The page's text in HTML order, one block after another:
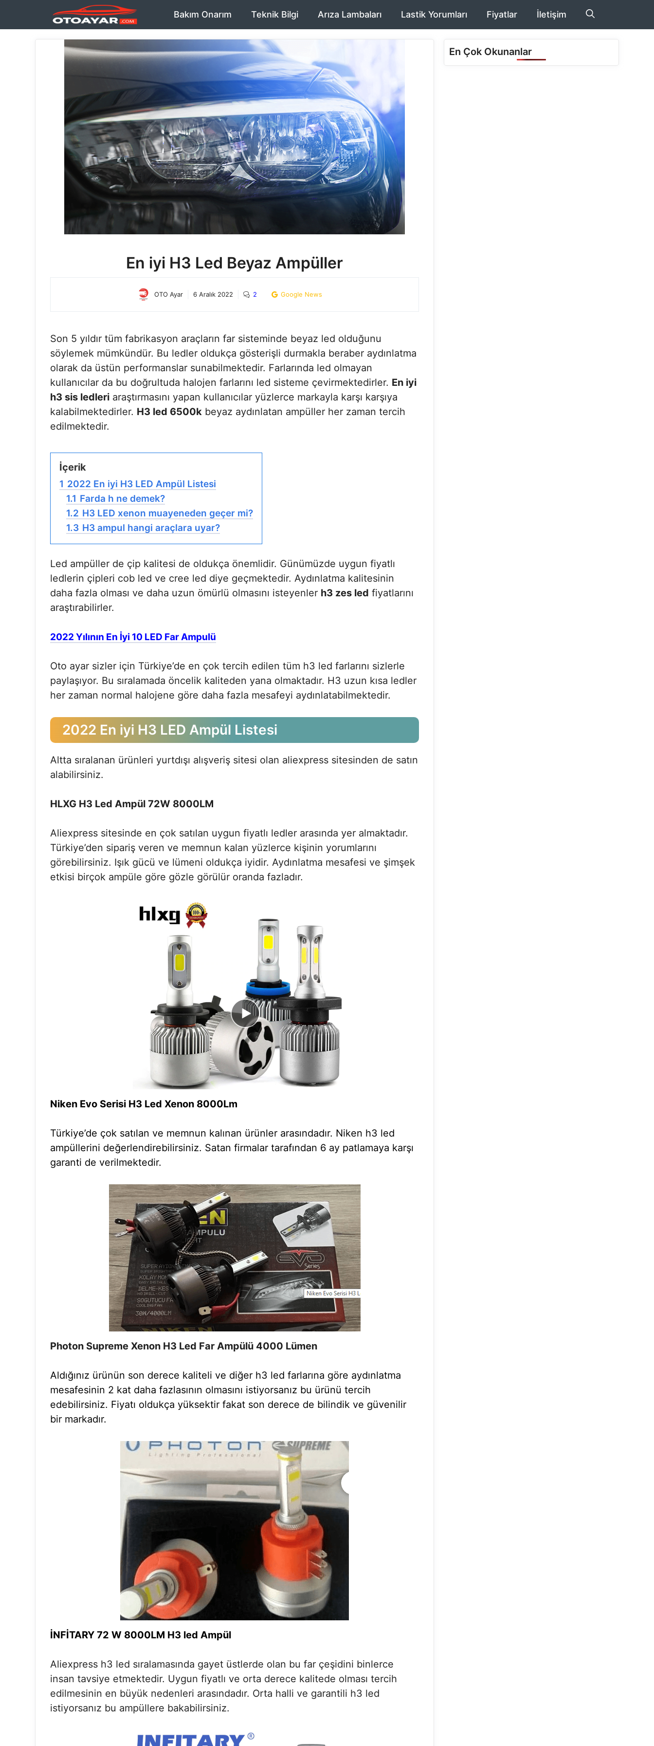
Bakım Onarım Teknik Bilgi Arıza Lambaları Lastik Yorumları Fiyatlar İletişim
En iyi H3 Led Beyaz Ampüller
OTO Ayar 6 Aralık 2022 2 Google News
Son 5 yıldır tüm fabrikasyon araçların far sisteminde beyaz led olduğunu
söylemek mümkündür. Bu ledler oldukça gösterişli durmakla beraber aydınlatma
olarak da üstün performanslar sunabilmektedir. Farlarında led olmayan
kullanıcılar da bu doğrultuda halojen farlarını led sisteme çevirmektedirler. En iyi
h3 sis ledleri araştırmasını yapan kullanıcılar yüzlerce markayla karşı karşıya
kalabilmektedirler. H3 led 6500k beyaz aydınlatan ampüller her zaman tercih
edilmektedir.
İçerik
1 2022 En iyi H3 LED Ampül Listesi
1.1 Farda h ne demek?
1.2 H3 LED xenon muayeneden geçer mi?
1.3 H3 ampul hangi araçlara uyar?
Led ampüller de çip kalitesi de oldukça önemlidir. Günümüzde uygun fiyatlı
ledlerin çipleri cob led ve cree led diye geçmektedir. Aydınlatma kalitesinin
daha fazla olması ve daha uzun ömürlü olmasını isteyenler h3 zes led fiyatlarını
araştırabilirler.
2022 Yılının En İyi 10 LED Far Ampulü
Oto ayar sizler için Türkiye’de en çok tercih edilen tüm h3 led farlarını sizlerle
paylaşıyor. Bu sıralamada öncelik kaliteden yana olmaktadır. H3 uzun kısa ledler
her zaman normal halojene göre daha fazla mesafeyi aydınlatabilmektedir.
2022 En iyi H3 LED Ampül Listesi
Altta sıralanan ürünleri yurtdışı alışveriş sitesi olan aliexpress sitesinden de satın
alabilirsiniz.
HLXG H3 Led Ampül 72W 8000LM
Aliexpress sitesinde en çok satılan uygun fiyatlı ledler arasında yer almaktadır.
Türkiye’den sipariş veren ve memnun kalan yüzlerce kişinin yorumlarını
görebilirsiniz. Işık gücü ve lümeni oldukça iyidir. Aydınlatma mesafesi ve şimşek
etkisi birçok ampüle göre gözle görülür oranda fazladır.
Niken Evo Serisi H3 Led Xenon 8000Lm
Türkiye’de çok satılan ve memnun kalınan ürünler arasındadır. Niken h3 led
ampüllerini değerlendirebilirsiniz. Satan firmalar tarafından 6 ay patlamaya karşı
garanti de verilmektedir.
Photon Supreme Xenon H3 Led Far Ampülü 4000 Lümen
Aldığınız ürünün son derece kaliteli ve diğer h3 led farlarına göre aydınlatma
mesafesinin 2 kat daha fazlasının olmasını istiyorsanız bu ürünü tercih
edebilirsiniz. Fiyatı oldukça yüksektir fakat son derece de bilindik ve güvenilir
bir markadır.
İNFİTARY 72 W 8000LM H3 led Ampül
Aliexpress h3 led sıralamasında gayet üstlerde olan bu far çeşidini binlerce
insan tavsiye etmektedir. Uygun fiyatlı ve orta derece kalitede olması tercih
edilmesinin en büyük nedenleri arasındadır. Orta halli ve garantili h3 led
istiyorsanız bu ampüllere bakabilirsiniz.
En Çok Okunanlar